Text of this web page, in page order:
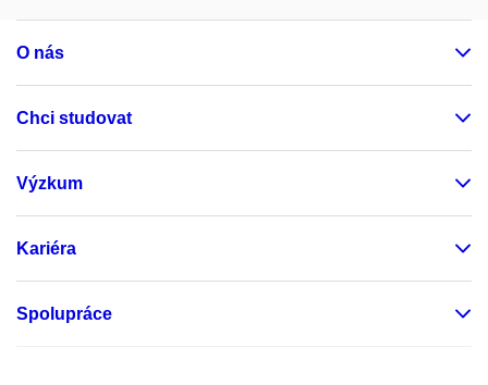
O nás
Chci studovat
Výzkum
Kariéra
Spolupráce